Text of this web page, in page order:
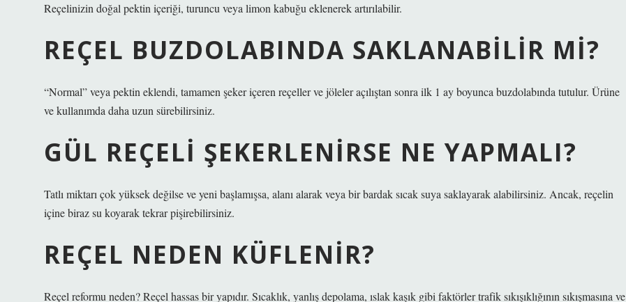
Reçelinizin doğal pektin içeriği, turuncu veya limon kabuğu eklenerek artırılabilir.
REÇEL BUZDOLABINDA SAKLANABILIR MI?
“Normal” veya pektin eklendi, tamamen şeker içeren reçeller ve jöleler açılıştan sonra ilk 1 ay boyunca buzdolabında tutulur. Ürüne
ve kullanımda daha uzun sürebilirsiniz.
GÜL REÇELI ŞEKERLENIRSE NE YAPMALI?
Tatlı miktarı çok yüksek değilse ve yeni başlamışsa, alanı alarak veya bir bardak sıcak suya saklayarak alabilirsiniz. Ancak, reçelin
içine biraz su koyarak tekrar pişirebilirsiniz.
REÇEL NEDEN KÜFLENIR?
Reçel reformu neden? Reçel hassas bir yapıdır. Sıcaklık, yanlış depolama, ıslak kaşık gibi faktörler trafik sıkışıklığının sıkışmasına ve